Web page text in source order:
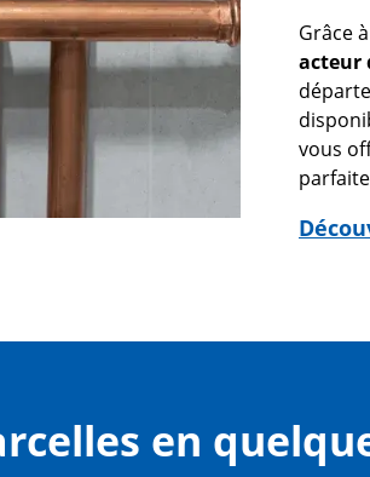
Grâce
acteur
vous
en